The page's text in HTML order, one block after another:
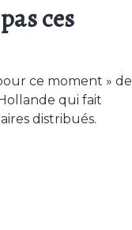
ces
ce moment » de
qui fait
distribués.